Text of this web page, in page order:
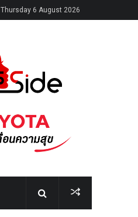
Thursday 6 August 2026